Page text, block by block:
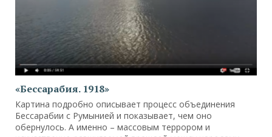
«Бессарабия. 1918»
Картина подробно описывает процесс объединения
Бессарабии с Румынией и показывает, чем оно
обернулось. А именно – массовым террором и